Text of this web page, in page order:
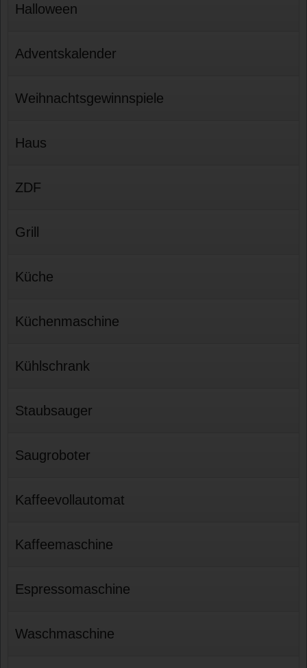
Halloween
Adventskalender
Weihnachtsgewinnspiele
Haus
ZDF
Grill
Küche
Küchenmaschine
Kühlschrank
Staubsauger
Saugroboter
Kaffeevollautomat
Kaffeemaschine
Espressomaschine
Waschmaschine